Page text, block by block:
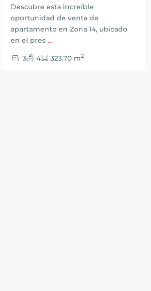
Descubre esta increíble
oportunidad de venta de
apartamento en Zona 14, ubicado
en el pres ...
3 4 323.70 m2